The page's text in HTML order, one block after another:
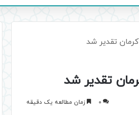
تقدیر شد
تقدیر شد
0 زمان مطالعه یک دقیقه